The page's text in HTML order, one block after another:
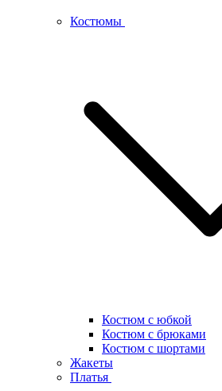
Костюмы
Костюм с юбкой
Костюм с брюками
Костюм с шортами
Жакеты
Платья